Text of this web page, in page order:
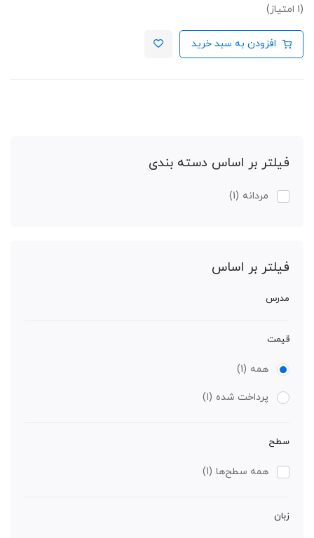
فیلتر بر اساس دسته بندی
مردانه (1)
فیلتر بر اساس
مدرس
قیمت
همه (1)
پرداخت شده (1)
سطح
همه سطح‌ها (1)
زبان
(1 امتیاز)
افزودن به سبد خرید